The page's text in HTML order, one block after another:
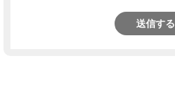
送信する